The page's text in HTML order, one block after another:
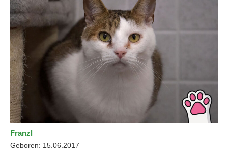
Franzl
Geboren: 15.06.2017